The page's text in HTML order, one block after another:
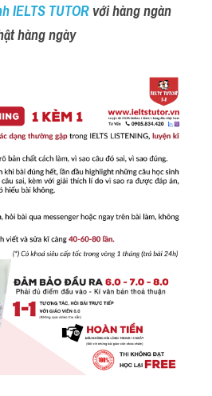
IELTS TUTOR với hàng ngàn
hàng ngày